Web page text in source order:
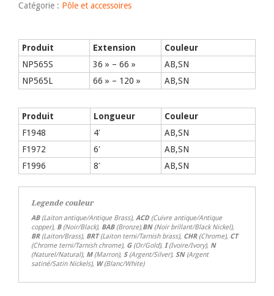
Catégorie : Pôle et accessoires
Produit Extension
Couleur
NP565S
36 » – 66 »
AB,SN
NP565L
66 » – 120 » AB,SN
Produit Longueur
Couleur
F1948
4′
AB,SN
F1972
6′
AB,SN
F1996
8′ AB,SN
Legende couleur
AB(Laiton antique/Antique Brass), ACD(Cuivre antique/Antique
copper), B(Noir/Black), BAB(Bronze),BN(Noir brillant/Black Nickel),
BR (Laiton/Brass), BRT(Laiton terni/Tarnish brass), CHR(Chrome), CT
(Chrome terni/Tarnish chrome), G(Or/Gold), I (Ivoire/Ivory), N
(Naturel/Natural), M(Marron), S(Argent/Silver), SN(Argent
satiné/Satin Nickels), W(Blanc/White)